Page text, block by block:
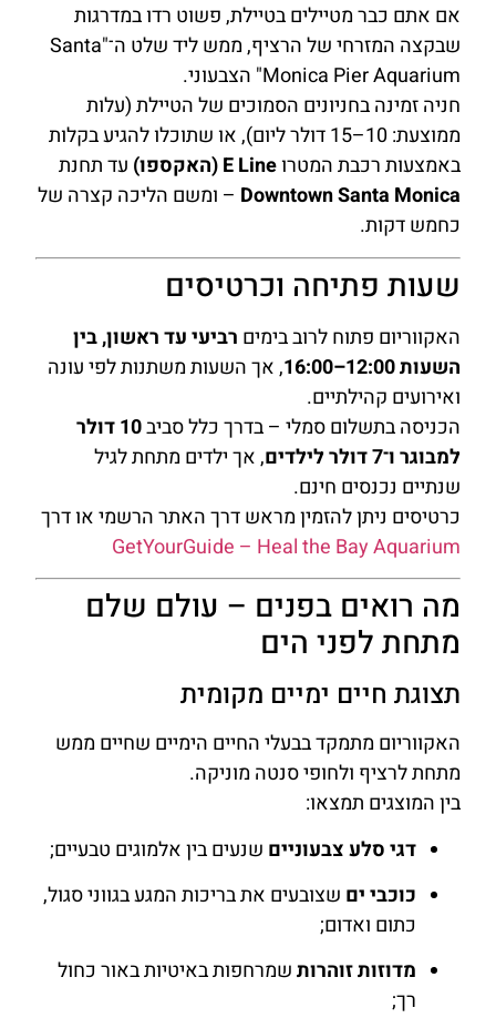
אם אתם כבר מטיילים בטיילת, פשוט רדו במדרגות
שבקצה המזרחי של הרציף, ממש ליד שלט ה־"Santa
Monica Pier Aquarium" הצבעוני.
חניה זמינה בחניונים הסמוכים של הטיילת (עלות
ממוצעת: 10–15 דולר ליום), או שתוכלו להגיע בקלות
באמצעות רכבת המטרוE Line (האקספו)
עד תחנת
Downtown Santa Monica – ומשם הליכה קצרה של
כחמש דקות.
שעות פתיחה וכרטיסים
האקווריום פתוח לרוב בימים רביעי עד ראשון, בין
השעות 12:00–16:00
, אך השעות משתנות לפי עונה
ואירועים קהילתיים.
הכניסה בתשלום סמלי – בדרך כלל סביב
10 דולר
למבוגר ו־7 דולר לילדים
, אך ילדים מתחת לגיל
שנתיים נכנסים חינם.
כרטיסים ניתן להזמין מראש דרך האתר הרשמי או דרך
GetYourGuide – Heal the Bay Aquarium
מה רואים בפנים – עולם שלם
מתחת לפני הים
תצוגת חיים ימיים מקומית
האקווריום מתמקד בבעלי החיים הימיים שחיים ממש
מתחת לרציף ולחופי סנטה מוניקה.
בין המוצגים תמצאו:
דגי סלע צבעוניים שנעים בין אלמוגים טבעיים;
כוכבי ים שצובעים את בריכות המגע בגווני סגול,
כתום ואדום;
מדוזות זוהרותשמרחפות באיטיות באור כחול
רך;